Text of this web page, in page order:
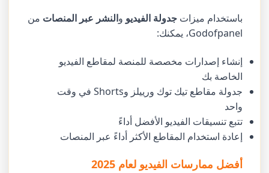
باستخدام ميزاتجدولة الفيديو والنشر عبر المنصات من
Godofpanel، يمكنك:
إنشاء إصدارات مخصصة للمنصة لمقاطع الفيديو
الخاصة بك
جدولة مقاطع تيك توك ورييلز وShorts في وقت
واحد
تتبع تنسيقات الفيديو الأفضل أداءً
إعادة استخدام المقاطع الأكثر أداءً عبر المنصات
أفضل ممارسات الفيديو لعام 2025